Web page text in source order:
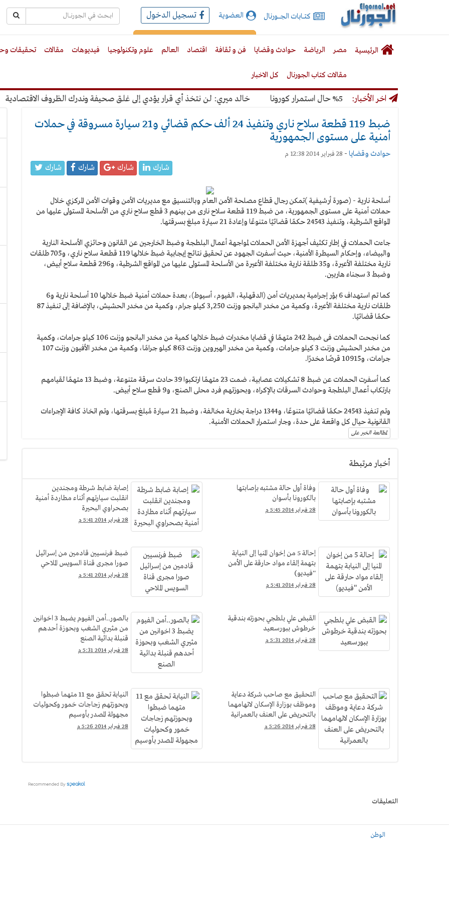
الجورنال
نت
كتـــابات الجـــــورنال العضوية تسجيل الدخول
الرئيسية مصر الرياضة حوادث وقضايا فن و ثقافة اقتصاد العالم علوم وتكنولوجيا فيديوهات مقالات تحقيقات
مقالات كتاب الجورنال كل الاخبار
اخر الأخبار:
بنسبة 50% حال استمرار كورونا خالد ميري: لن نتخذ أي قرار يؤدي إلى غلق صحيفة وندرك الظروف الاقتصادية
ضبط 119 قطعة سلاح ناري وتنفيذ 24 ألف حكم قضائي و21 سيارة مسروقة في حملات
أمنية على مستوى الجمهورية
حوادث وقضايا - 28 فبراير 2014 12:38 م
شارك شارك شارك شارك
أسلحة نارية - (صورة أرشيفية )تمكن رجال قطاع مصلحة الأمن العام وبالتنسيق مع مديريات الأمن وقوات الأمن المركزي خلال
حملات أمنية على مستوى الجمهورية، من ضبط 119 قطعة سلاح نارى من بينهم 3 قطع سلاح ناري من الأسلحة المستولى عليها من
المواقع الشرطية، وتنفيذ 24543 حكمًا قضائيًا متنوعًا وإعادة 21 سيارة مبلغ بسرقتها.
جاءت الحملات في إطار تكثيف أجهزة الأمن الحملات لمواجهة أعمال البلطجة وضبط الخارجين عن القانون وحائزي الأسلحة النارية
والبيضاء، وإحكام السيطرة الأمنية، حيث أسفرت الجهود عن تحقيق نتائج إيجابية ضبط خلالها 119 قطعة سلاح ناري، و705 طلقات
نارية مختلفة الأعيرة، و35 طلقة نارية مختلفة الأعيرة من الأسلحة المستولى عليها من المواقع الشرطية، و296 قطعة سلاح أبيض،
وضبط 3 سجناء هاربين.
كما تم استهداف 6 بؤر إجرامية بمديريات أمن (الدقهلية، الفيوم، أسيوط)، بعدة حملات أمنية ضبط خلالها 10 أسلحة نارية و6
طلقات نارية مختلفة الأعيرة، وكمية من مخدر البانجو وزنت 3,250 كيلو جرام، وكمية من مخدر الحشيش، بالإضافة إلى تنفيذ 87
حكمًا قضائيًا.
كما نجحت الحملات فى ضبط 242 متهمًا في قضايا مخدرات ضبط خلالها كمية من مخدر البانجو وزنت 106 كيلو جرامات، وكمية
من مخدر الحشيش وزنت 3 كيلو جرامات، وكمية من مخدر الهيروين وزنت 863 كيلو جرامًا، وكمية من مخدر الأفيون وزنت 107
جرامات، و10915 قرصًا مخدرًا.
كما أسفرت الحملات عن ضبط 8 تشكيلات عصابية، ضمت 23 متهمًا ارتكبوا 39 حادث سرقة متنوعة، وضبط 13 متهمًا لقيامهم
بارتكاب أعمال البلطجة وحوادث السرقات بالإكراه، وبحوزتهم فرد محلى الصنع، و9 قطع سلاح أبيض.
وتم تنفيذ 24543 حكمًا قضائيًا متنوعًا، و1344 دراجة بخارية مخالفة، وضبط 21 سيارة مُبلغ بسرقتها، وتم اتخاذ كافة الإجراءات
القانونية حيال كل واقعة على حدة، وجار استمرار الحملات الأمنية.
لمطالعة الخبر على
أخبار مرتبطة
وفاة أول حالة مشتبه بإصابتها
بالكورونا بأسوان
28 فبراير 2014 5:45 م
إصابة ضابط شرطة ومجندين
انقلبت سيارتهم أثناء مطاردة أمنية
بصحراوي البحيرة
28 فبراير 2014 5:41 م
إحالة 5 من إخوان المنيا إلى النيابة
بتهمة إلقاء مواد حارقة على الأمن
''فيديو)
28 فبراير 2014 5:41 م
ضبط فرنسيين قادمين من إسرائيل
صورا مجرى قناة السويس الملاحي
28 فبراير 2014 5:41 م
القبض علي بلطجي بحوزته بندقية
خرطوش ببورسعيد
28 فبراير 2014 5:31 م
بالصور..أمن الفيوم يضبط 3 اخوانين
من مثيري الشغب وبحوزة أحدهم
قنبلة بدائية الصنع
28 فبراير 2014 5:31 م
التحقيق مع صاحب شركة دعاية
وموظف بوزارة الإسكان لاتهامهما
بالتحريض على العنف بالعمرانية
28 فبراير 2014 5:26 م
النيابة تحقق مع 11 متهما ضبطوا
وبحوزتهم زجاجات خمور وكحوليات
مجهولة المصدر بأوسيم
28 فبراير 2014 5:26 م
التعليقات
الوطن